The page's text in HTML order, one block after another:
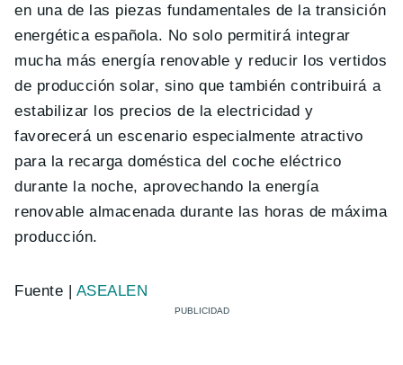
en una de las piezas fundamentales de la transición
energética española. No solo permitirá integrar
mucha más energía renovable y reducir los vertidos
de producción solar, sino que también contribuirá a
estabilizar los precios de la electricidad y
favorecerá un escenario especialmente atractivo
para la recarga doméstica del coche eléctrico
durante la noche, aprovechando la energía
renovable almacenada durante las horas de máxima
producción.
Fuente | ASEALEN